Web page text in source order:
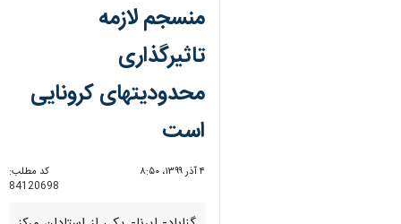
منسجم لازمه
تاثیرگذاری
محدودیتهای کرونایی
است
۴ آذر ۱۳۹۹، ۸:۵۰
کد مطلب:
84120698